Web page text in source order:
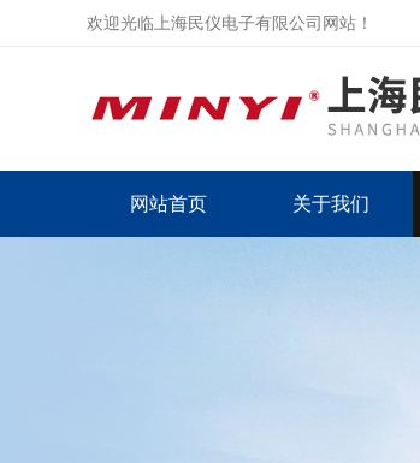
欢迎光临上海民仪电子有限公司网站！
网站首页 关于我们